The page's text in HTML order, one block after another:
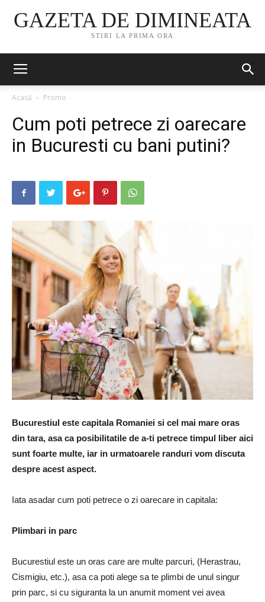
GAZETA DE DIMINEATA
STIRI LA PRIMA ORA
Acasă Promo
Cum poti petrece zi oarecare
in Bucuresti cu bani putini?
Bucurestiul este capitala Romaniei si cel mai mare oras
din tara, asa ca posibilitatile de a-ti petrece timpul liber aici
sunt foarte multe, iar in urmatoarele randuri vom discuta
despre acest aspect.
Iata asadar cum poti petrece o zi oarecare in capitala:
Plimbari in parc
Bucurestiul este un oras care are multe parcuri, (Herastrau,
Cismigiu, etc.), asa ca poti alege sa te plimbi de unul singur
prin parc, si cu siguranta la un anumit moment vei avea